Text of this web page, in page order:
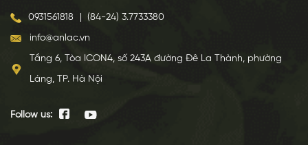
0931561818 (84-24) 3.7733380
info@anlac.vn
Tầng 6, Tòa ICON4, số 243A đường Đê La Thành, phường
Láng, TP. Hà Nội
Follow us: